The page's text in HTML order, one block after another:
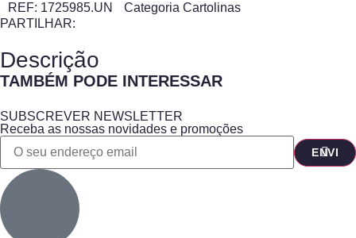
REF: 1725985.UN Categoria Cartolinas
PARTILHAR:
Descrição
TAMBÉM PODE INTERESSAR
SUBSCREVER NEWSLETTER
Receba as nossas novidades e promoções